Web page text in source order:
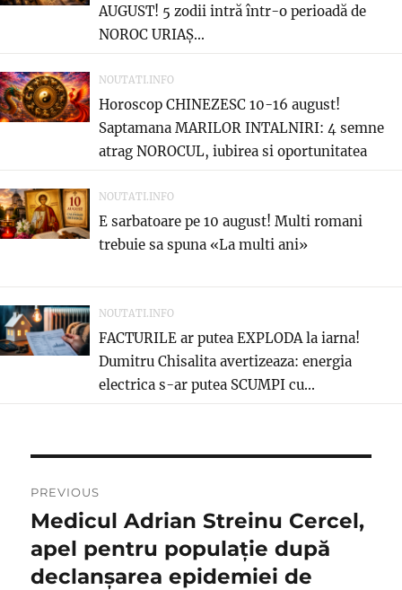
AUGUST! 5 zodii intră într-o perioadă de
NOROC URIAȘ...
NOUTATI.INFO
Horoscop CHINEZESC 10-16 august!
Saptamana MARILOR INTALNIRI: 4 semne
atrag NOROCUL, iubirea si oportunitatea
care...
NOUTATI.INFO
E sarbatoare pe 10 august! Multi romani
trebuie sa spuna «La multi ani»
NOUTATI.INFO
FACTURILE ar putea EXPLODA la iarna!
Dumitru Chisalita avertizeaza: energia
electrica s-ar putea SCUMPI cu...
în
articole
PREVIOUS
Previous
post:
Medicul Adrian Streinu Cercel,
apel pentru populație după
declanșarea epidemiei de